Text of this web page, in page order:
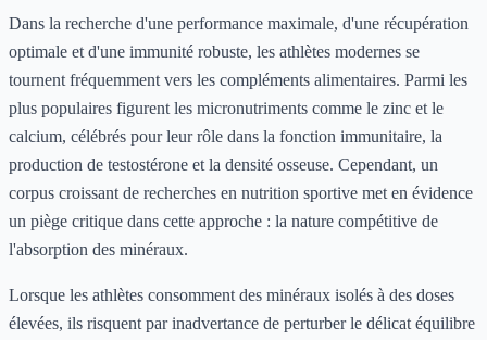
Dans la recherche d'une performance maximale, d'une récupération
optimale et d'une immunité robuste, les athlètes modernes se
tournent fréquemment vers les compléments alimentaires. Parmi les
plus populaires figurent les micronutriments comme le zinc et le
calcium, célébrés pour leur rôle dans la fonction immunitaire, la
production de testostérone et la densité osseuse. Cependant, un
corpus croissant de recherches en nutrition sportive met en évidence
un piège critique dans cette approche : la nature compétitive de
l'absorption des minéraux.
Lorsque les athlètes consomment des minéraux isolés à des doses
élevées, ils risquent par inadvertance de perturber le délicat équilibre